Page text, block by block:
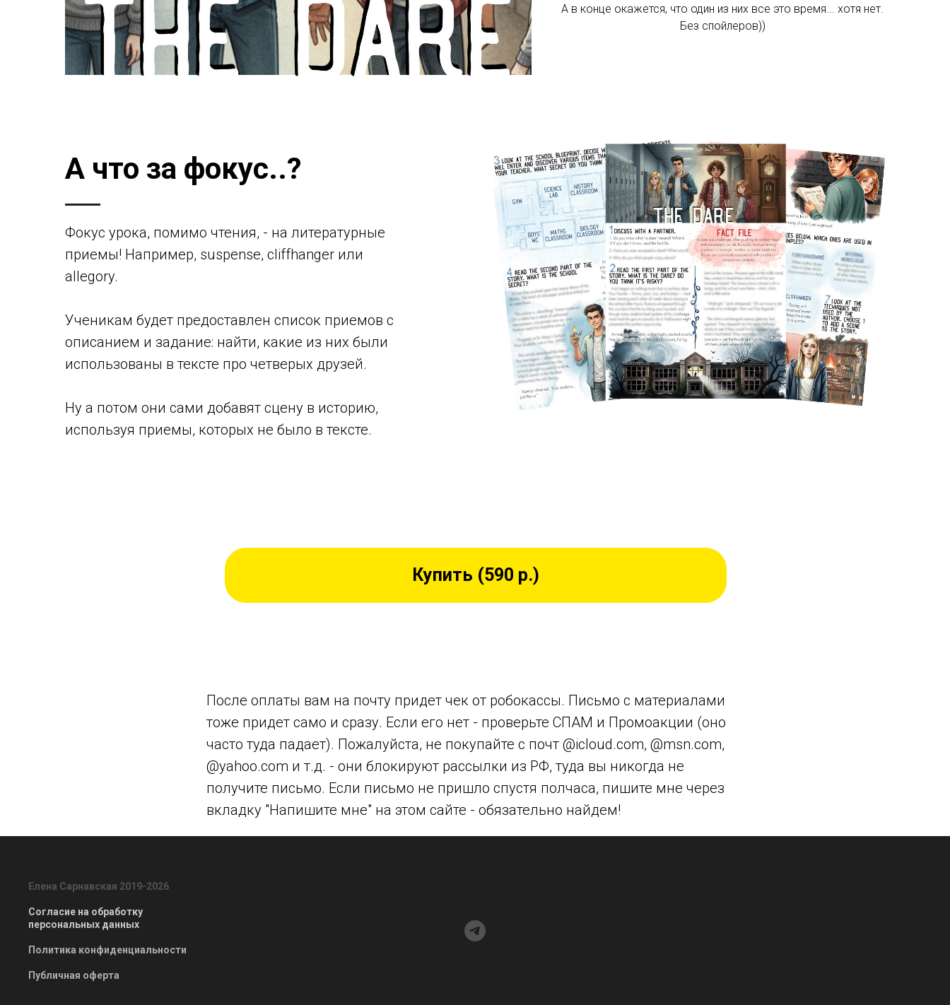
А в конце окажется, что один из них все это время... хотя нет.
Без спойлеров))
А что за фокус..?
Фокус урока, помимо чтения, - на литературные
приемы! Например, suspense, cliffhanger или
allegory.
Ученикам будет предоставлен список приемов с
описанием и задание: найти, какие из них были
использованы в тексте про четверых друзей.
Ну а потом они сами добавят сцену в историю,
используя приемы, которых не было в тексте.
Купить (590 р.)
После оплаты вам на почту придет чек от робокассы. Письмо с материалами
тоже придет само и сразу. Если его нет - проверьте СПАМ и Промоакции (оно
часто туда падает). Пожалуйста, не покупайте с почт @icloud.com, @msn.com,
@yahoo.com и т.д. - они блокируют рассылки из РФ, туда вы никогда не
получите письмо. Если письмо не пришло спустя полчаса, пишите мне через
вкладку "Напишите мне" на этом сайте - обязательно найдем!
Елена Сарнавская 2019-2026
Согласие на обработку
персональных данных
Политика конфиденциальности
Публичная оферта